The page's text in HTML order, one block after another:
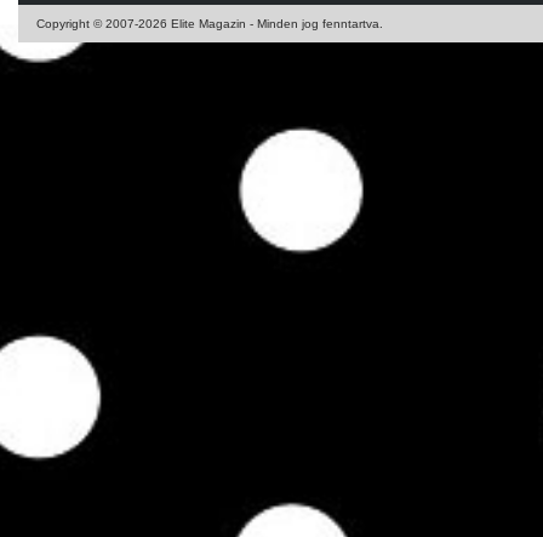
Copyright © 2007-2026 Elite Magazin - Minden jog fenntartva.